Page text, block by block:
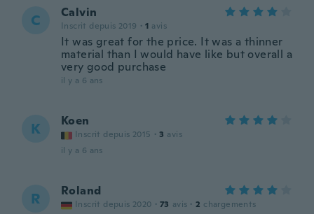
C Calvin
Inscrit depuis 2019 · 1 avis
It was great for the price. It was a thinner
material than I would have like but overall a
very good purchase
il y a 6 ans
K Koen
Inscrit depuis 2015 · 3 avis
il y a 6 ans
R Roland
Inscrit depuis 2020 · 73 avis · 2 chargements